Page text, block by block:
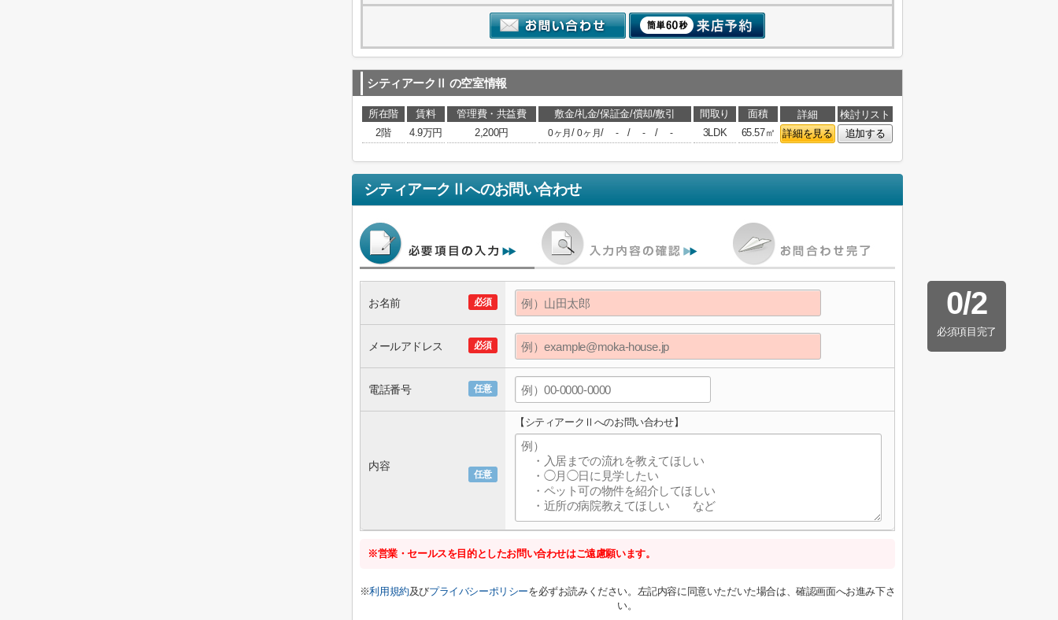
シティアークⅡ の空室情報
所在階 賃料 管理費・共益費 敷金/礼金/保証金/償却/敷引 間取り 面積 詳細
検討リスト
2階
4.9万円 2,200円 0ヶ月/0ヶ月/ - / - / - 3LDK 65.57㎡ 詳細を見る 追加する
シティアークⅡへのお問い合わせ
0/2
必須項目完了
必須
お名前
必須
メールアドレス
任意
電話番号
任意
内容
【シティアークⅡへのお問い合わせ】
※営業・セールスを目的としたお問い合わせはご遠慮願います。
※利用規約及びプライバシーポリシーを必ずお読みください。左記内容に同意いただいた場合は、確認画面へお進み下さ
い。